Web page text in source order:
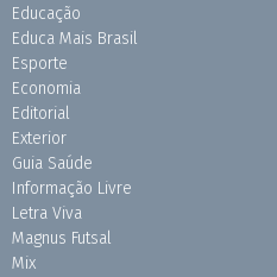
Educação
Educa Mais Brasil
Esporte
Economia
Editorial
Exterior
Guia Saúde
Informação Livre
Letra Viva
Magnus Futsal
Mix